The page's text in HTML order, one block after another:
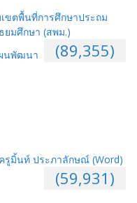
ขตพื้นที่การศึกษาประถม
ยมศึกษา (สพม.)
(89,355)
นพัฒนา
รูมิ้นท์ ประภาลักษณ์ (Word)
(59,931)